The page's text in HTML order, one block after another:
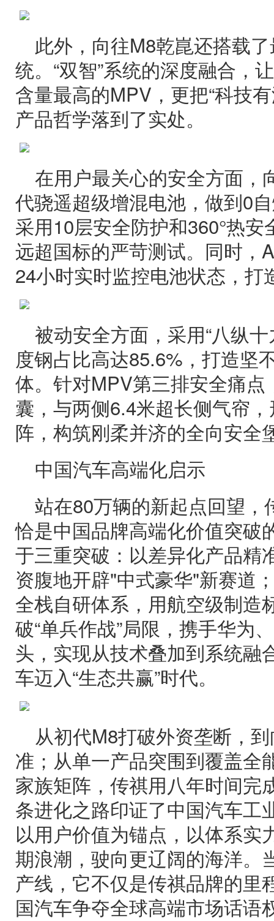
此外，向往M8乾崑还搭载
统。“双智”系统的深度融合，
含量最高的MPV，更把“科技
产品哲学落到了实处。
在用户最关心的安全方面，
代骁遥超级增混电池，做到0
采用10层安全防护和360°热
远超国标的严苛测试。同时，
24小时实时监控电池状态，打
被动安全方面，采用“八纵
度钢占比高达85.6%，打造坚
体。针对MPV第三排安全痛
囊，与两侧6.4米超长侧气帘
阵，构筑刚柔并济的全向安全
中国汽车高端化启示
站在80万辆的新起点回望
恰是中国品牌高端化价值突破
于三重突破：以差异化产品精
资腹地开辟"中式豪华"新赛道
全栈自研体系，用航空级制造
破“单兵作战”局限，携手华为
头，实现从技术叠加到系统融
车迈入“生态共赢”时代。
从初代M8打破外资垄断，
准；从单一产品突围到覆盖全
家族矩阵，传祺用八年时间完
条进化之路印证了中国汽车工
以用户价值为锚点，以体系实
期浪潮，驶向更辽阔的海洋。
产线，它不仅是传祺品牌的里
国汽车争夺全球高端市场话语